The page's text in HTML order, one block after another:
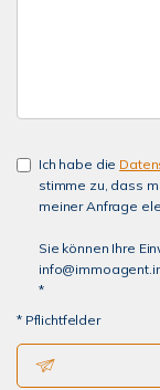
Ich habe die
stimme zu, dass
meiner Anfrage
Sie können Ihre
*
* Pflichtfelder